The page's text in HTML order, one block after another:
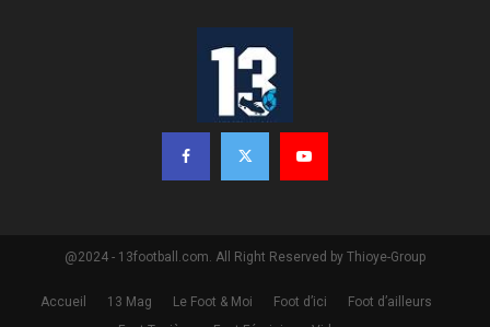
@2024 - 13football.com. All Right Reserved by Thioye-Group
Accueil 13 Mag Le Foot & Moi Foot d’ici
Foot d’ailleurs